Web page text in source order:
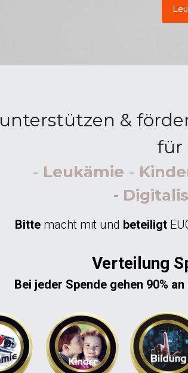
unterstützen &
für
- Leukämie -
-
Bitte macht mit und beteiligt
Verteilung
Bei jeder Spende gehen 90%